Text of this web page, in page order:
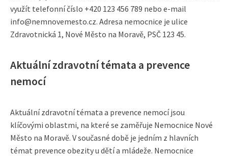
využít telefonní číslo +420 123 456 789 nebo e-mail
info@nemnovemesto.cz. Adresa nemocnice je ulice
Zdravotnická 1, Nové Město na Moravě, PSČ 123 45.
Aktuální zdravotní témata a prevence
nemocí
Aktuální zdravotní témata a prevence nemocí jsou
klíčovými oblastmi, na které se zaměřuje Nemocnice Nové
Město na Moravě. V současné době je jedním z hlavních
témat prevence obezity u dětí a mládeže. Nemocnice